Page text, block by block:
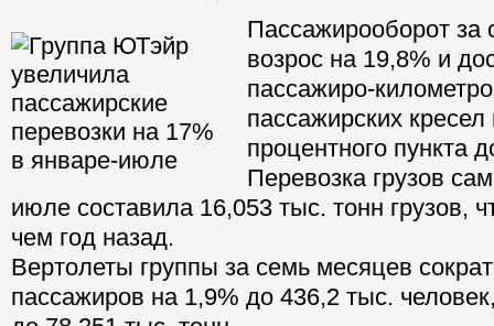
Пассажирооборот за
возрос на 19,8% и
пассажиро-
пассажирских
процентного пункта
Перевозка грузов
июле составила 16,053 тыс. тонн грузов,
чем год назад.
Вертолеты группы за семь месяцев
пассажиров на 1,9% до 436,2 тыс.